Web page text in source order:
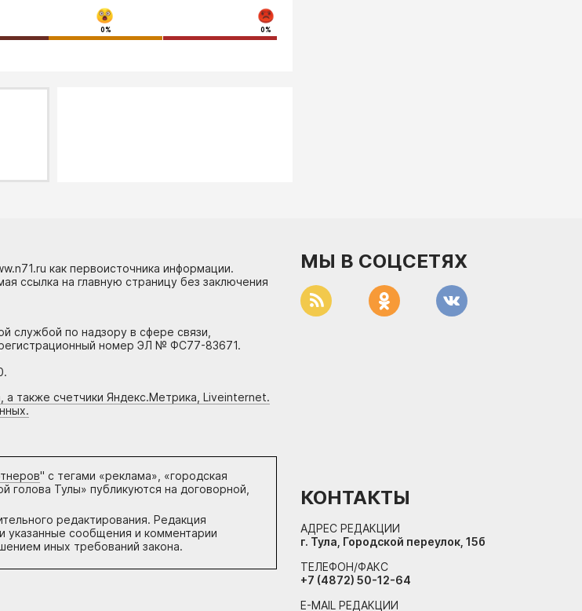
0% 0%
как первоисточника информации.
ссылка на главную страницу без заключения
службой по надзору в сфере связи,
номер ЭЛ № ФС77-83671.
а также счетчики Яндекс.Метрика, Liveinternet.
" с тегами «реклама», «городская
голова Тулы» публикуются на договорной,
редактирования. Редакция
указанные сообщения и комментарии
иных требований закона.
МЫ В СОЦСЕТЯХ
КОНТАКТЫ
АДРЕС РЕДАКЦИИ
г. Тула, Городской переулок, 15б
ТЕЛЕФОН/ФАКС
+7 (4872) 50-12-64
E-MAIL РЕДАКЦИИ